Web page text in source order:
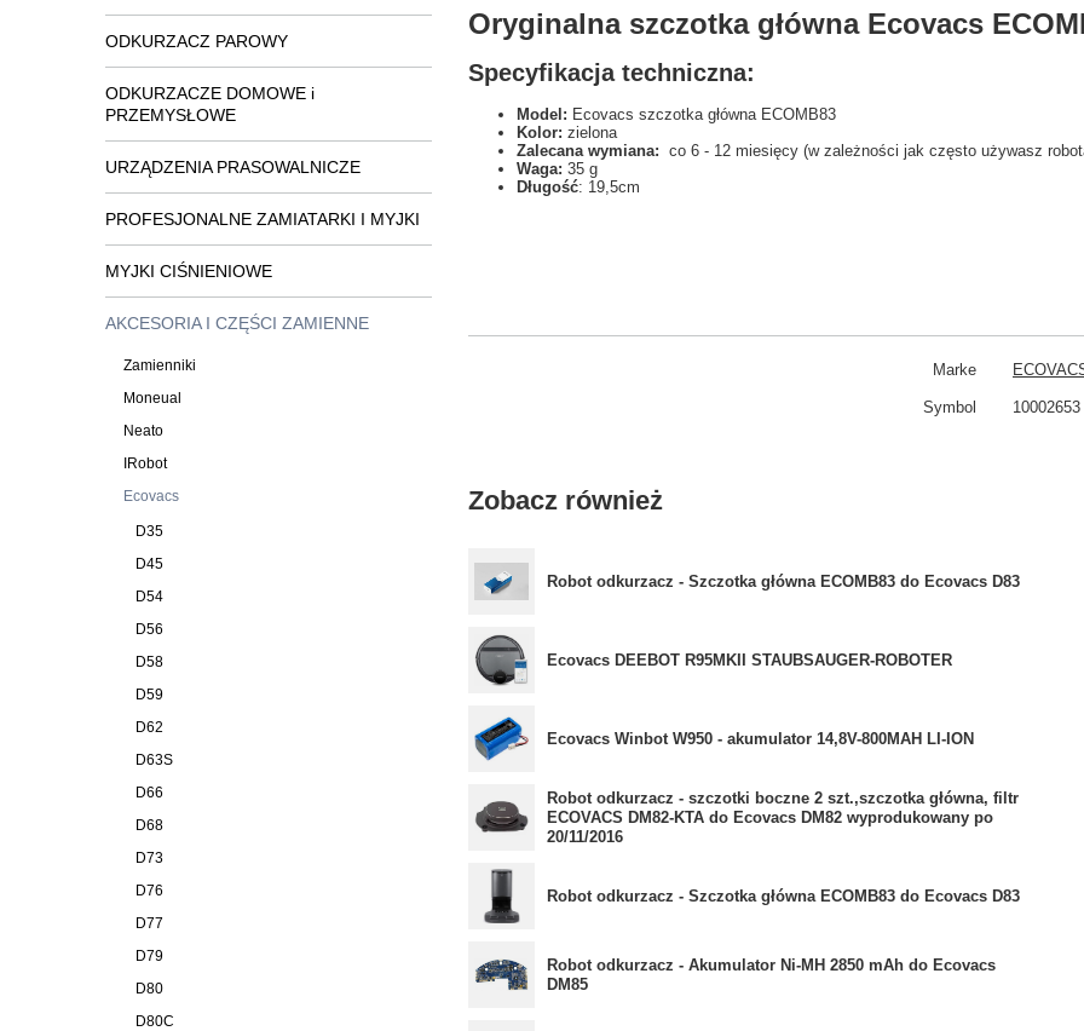
ODKURZACZ PAROWY
ODKURZACZE DOMOWE i
PRZEMYSŁOWE
URZĄDZENIA PRASOWALNICZE
PROFESJONALNE ZAMIATARKI I MYJKI
MYJKI CIŚNIENIOWE
AKCESORIA I CZĘŚCI ZAMIENNE
Zamienniki
Moneual
Neato
IRobot
Ecovacs
D35
D45
D54
D56
D58
D59
D62
D63S
D66
D68
D73
D76
D77
D79
D80
D80C
Oryginalna szczotka główna Ecovacs
Specyfikacja techniczna:
Model: Ecovacs szczotka główna ECOMB83
Kolor: zielona
Zalecana wymiana: co 6 - 12 miesięcy (w zależności jak często używasz
Waga: 35 g
Długość: 19,5cm
Marke
Symbol 10002653
Zobacz również
Robot odkurzacz - Szczotka główna ECOMB83 do Ecovacs D83
Ecovacs DEEBOT R95MKII STAUBSAUGER-ROBOTER
Ecovacs Winbot W950 - akumulator 14,8V-800MAH LI-ION
Robot odkurzacz - szczotki boczne 2 szt.,szczotka główna, filtr
ECOVACS DM82-KTA do Ecovacs DM82 wyprodukowany po
20/11/2016
Robot odkurzacz - Szczotka główna ECOMB83 do Ecovacs D83
Robot odkurzacz - Akumulator Ni-MH 2850 mAh do Ecovacs
DM85